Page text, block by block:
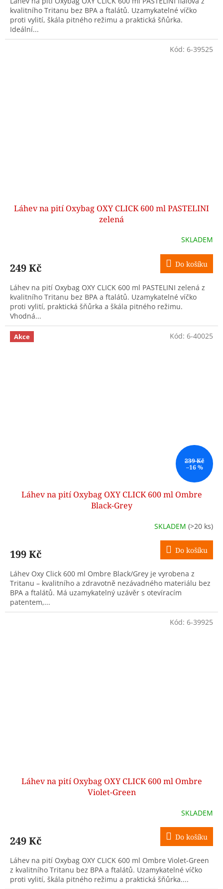
kvalitního Tritanu bez BPA a ftalátů. Uzamykatelné víčko
proti vylití, škála pitného režimu a praktická šňůrka.
Ideální...
Láhev na pití Oxybag OXY CLICK 600 ml PASTELINI
zelená
SKLADEM
249 Kč Do košíku
Láhev na pití Oxybag OXY CLICK 600 ml PASTELINI zelená z
kvalitního Tritanu bez BPA a ftalátů. Uzamykatelné víčko
proti vylití, praktická šňůrka a škála pitného režimu.
Vhodná...
Kód: 6-39525
Akce
239 Kč
–16 %
Láhev na pití Oxybag OXY CLICK 600 ml Ombre
Black-Grey
SKLADEM (>20 ks)
199 Kč Do košíku
Láhev Oxy Click 600 ml Ombre Black/Grey je vyrobena z
Tritanu – kvalitního a zdravotně nezávadného materiálu bez
BPA a ftalátů. Má uzamykatelný uzávěr s otevíracím
patentem,...
Kód: 6-40025
Láhev na pití Oxybag OXY CLICK 600 ml Ombre
Violet-Green
SKLADEM
249 Kč Do košíku
Láhev na pití Oxybag OXY CLICK 600 ml Ombre Violet-Green
z kvalitního Tritanu bez BPA a ftalátů. Uzamykatelné víčko
proti vylití, škála pitného režimu a praktická šňůrka....
Kód: 6-39925